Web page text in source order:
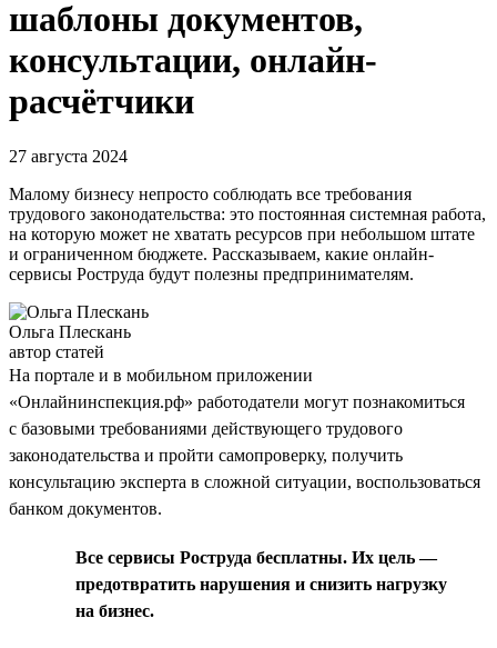
шаблоны документов,
консультации, онлайн-
расчётчики
27 августа 2024
Малому бизнесу непросто соблюдать все требования
трудового законодательства: это постоянная системная работа,
на которую может не хватать ресурсов при небольшом штате
и ограниченном бюджете. Рассказываем, какие онлайн-
сервисы Роструда будут полезны предпринимателям.
Ольга Плескань
автор статей
На портале и в мобильном приложении
«Онлайнинспекция.рф» работодатели могут познакомиться
с базовыми требованиями действующего трудового
законодательства и пройти самопроверку, получить
консультацию эксперта в сложной ситуации, воспользоваться
банком документов.
Все сервисы Роструда бесплатны. Их цель —
предотвратить нарушения и снизить нагрузку
на бизнес.